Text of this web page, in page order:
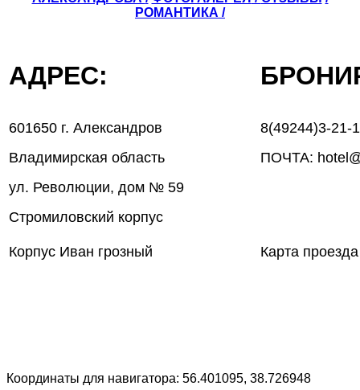
РОМАНТИКА /
АДРЕС:
601650 г. Александров
Владимирская область
ул. Революции, дом № 59
Стромиловский корпус
Корпус Иван грозный
8(49244)3-21-
ПОЧТА:
Карта
Координаты для навигатора: 56.401095, 38.726948